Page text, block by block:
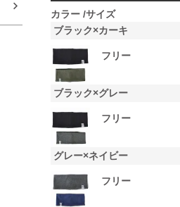
カラー サイズ
ブラック×カーキ
フリー
ブラック×グレー
フリー
グレー×ネイビー
フリー